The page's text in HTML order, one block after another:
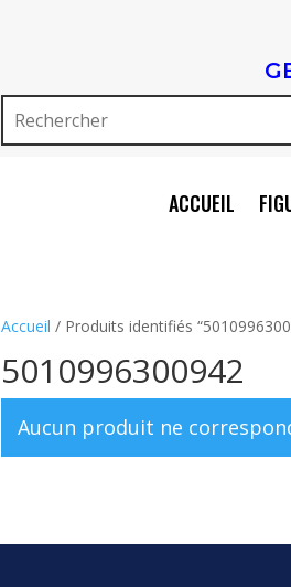
ACCUEIL
Accueil / Produits identifiés
5010996300942
Aucun produit ne